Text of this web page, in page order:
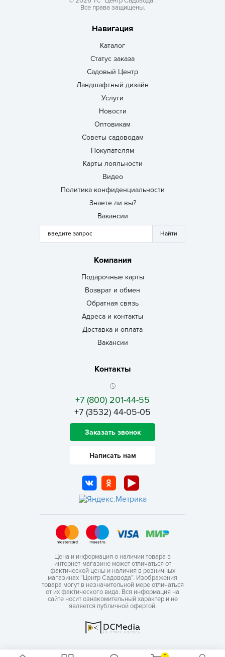
Все права защищены.
Навигация
Каталог
Статус заказа
Садовый Центр
Ландшафтный дизайн
Услуги
Новости
Оптовикам
Советы садоводам
Покупателям
Карты лояльности
Видео
Политика конфиденциальности
Знаете ли вы?
Вакансии
Компания
Подарочные карты
Возврат и обмен
Обратная связь
Адреса и контакты
Доставка и оплата
Вакансии
Контакты
+7 (800) 201-44-55
+7 (3532) 44-05-05
Заказать звонок
Написать нам
Цена и информация о наличии товара в
интернет-магазине может отличаться от
фактической цены и наличия в розничных
магазинах “Центр Садовода”. Изображения
товара могут в незначительной мере отличаться
от их фактического вида. Вся информация на
сайте носит ознакомительный характер и не
является публичной офертой.